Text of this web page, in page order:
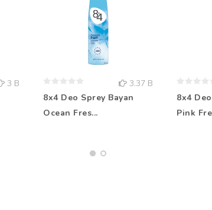
3 B
3.37 B
8x4 Deo Sprey Bayan
Ocean Fres...
8x4
Pink